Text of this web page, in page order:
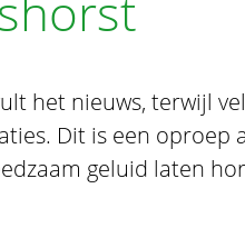
het nieuws, terwijl
Dit is een oproep
geluid laten